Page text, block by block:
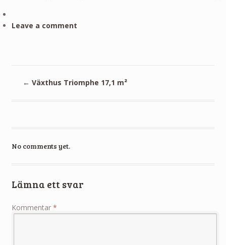
Leave a comment
← Växthus Triomphe 17,1 m²
No comments yet.
Lämna ett svar
Kommentar *